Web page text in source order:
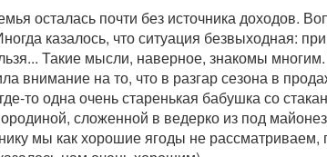
осталась почти без источника доходов.
казалось, что ситуация безвыходная: при
Такие мысли, наверное, знакомы
внимание на то, что в разгар сезона в
то одна очень старенькая бабушка со
сложенной в ведерко из под
мы как хорошие ягоды не рассматриваем,